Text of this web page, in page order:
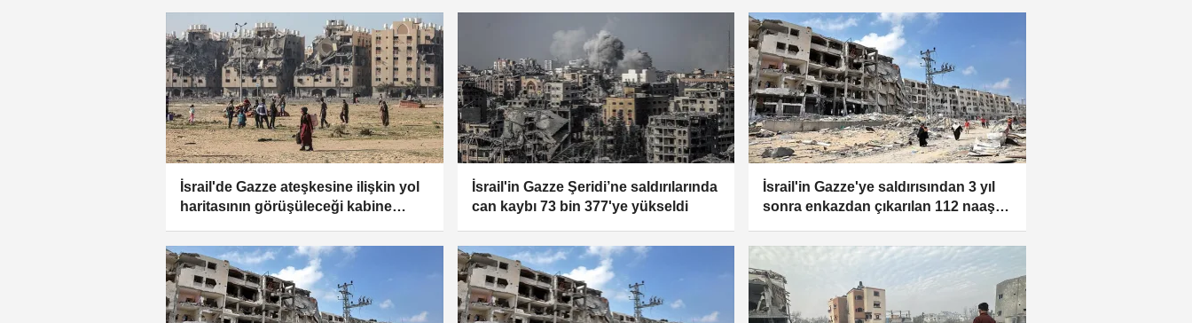
İsrail'de Gazze ateşkesine ilişkin yol
haritasının görüşüleceği kabine
İsrail'in Gazze Şeridi’ne saldırılarında
can kaybı 73 bin 377'ye yükseldi
İsrail'in Gazze'ye saldırısından 3 yıl
sonra enkazdan çıkarılan 112 naaş